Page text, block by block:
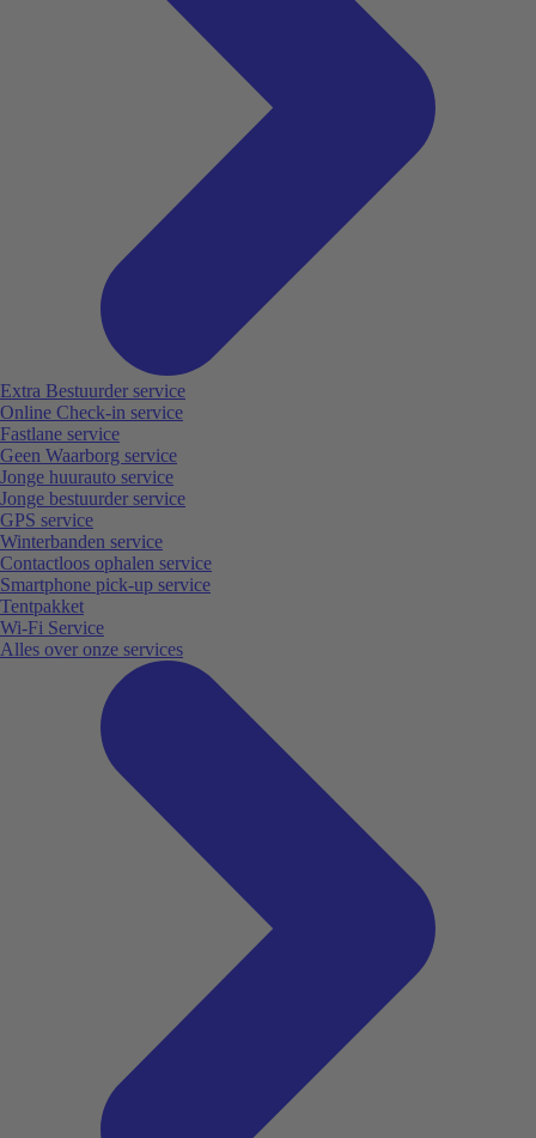
Extra Bestuurder service
Online Check-in service
Fastlane service
Geen Waarborg service
Jonge huurauto service
Jonge bestuurder service
GPS service
Winterbanden service
Contactloos ophalen service
Smartphone pick-up service
Tentpakket
Wi-Fi Service
Alles over onze services